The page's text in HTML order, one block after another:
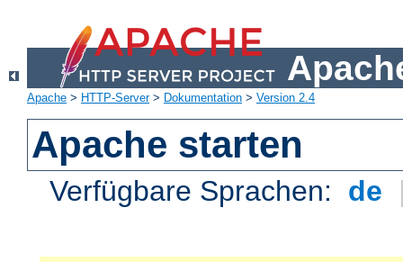
Apache > HTTP-Server> Dokumentation > Version 2.4
Apache starten
Verfügbare Sprachen: de